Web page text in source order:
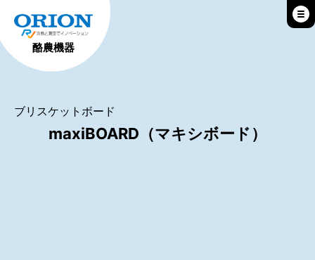
酪農機器
ブリスケットボード
maxiBOARD（マキシボード）